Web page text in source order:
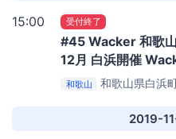
15:00 受付終了
#45 Wacker 和歌
12月 白浜開催
和歌山 和歌山県白浜
2019-